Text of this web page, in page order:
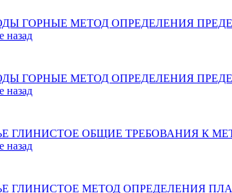
ГОРНЫЕ МЕТОД ОПРЕДЕЛЕНИЯ
назад
ГОРНЫЕ МЕТОД ОПРЕДЕЛЕНИЯ
назад
ГЛИНИСТОЕ ОБЩИЕ ТРЕБОВАНИЯ К
назад
ГЛИНИСТОЕ МЕТОД ОПРЕДЕЛЕНИЯ